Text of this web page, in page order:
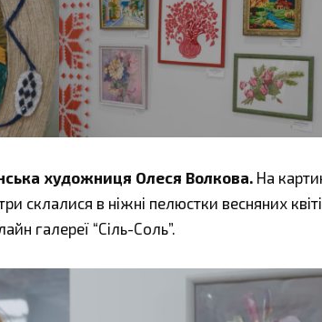
художниця Олеся Волкова. На
склалися в ніжні пелюстки весняних
галереї “Сіль-Соль”.